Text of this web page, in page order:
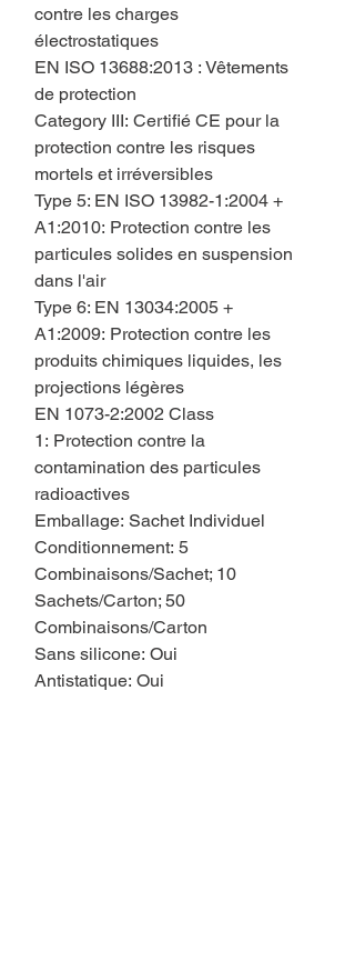
contre les charges
électrostatiques
EN ISO 13688:2013 : Vêtements
de protection
Category III: Certifié CE pour la
protection contre les risques
mortels et irréversibles
Type 5: EN ISO 13982-1:2004 +
A1:2010: Protection contre les
particules solides en suspension
dans l'air
Type 6: EN 13034:2005 +
A1:2009: Protection contre les
produits chimiques liquides, les
projections légères
EN 1073-2:2002 Class
1: Protection contre la
contamination des particules
radioactives
Emballage: Sachet Individuel
Conditionnement: 5
Combinaisons/Sachet; 10
Sachets/Carton; 50
Combinaisons/Carton
Sans silicone: Oui
Antistatique: Oui